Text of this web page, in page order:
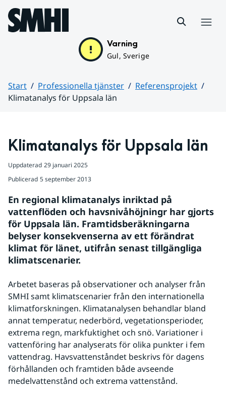
Hoppa till sidans innehåll
Varning
Gul, Sverige
Start Professionella tjänster
Referensprojekt
Klimatanalys för Uppsala län
Klimatanalys för Uppsala län
Uppdaterad 29 januari 2025
Publicerad 5 september 2013
En regional klimatanalys inriktad på
vattenflöden och havsnivåhöjningr har gjorts
för Uppsala län. Framtidsberäkningarna
belyser konsekvenserna av ett förändrat
klimat för länet, utifrån senast tillgängliga
klimatscenarier.
Arbetet baseras på observationer och analyser från
SMHI samt klimatscenarier från den internationella
klimatforskningen. Klimatanalysen behandlar bland
annat temperatur, nederbörd, vegetationsperioder,
extrema regn, markfuktighet och snö. Variationer i
vattenföring har analyserats för olika punkter i fem
vattendrag. Havsvattenståndet beskrivs för dagens
förhållanden och framtiden både avseende
medelvattenstånd och extrema vattenstånd.